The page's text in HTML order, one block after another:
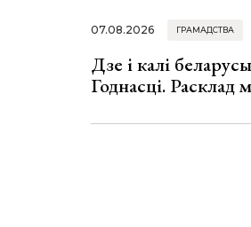
07.08.2026 ГРАМАДСТВА
Дзе і калі
Годнасці. Расклад